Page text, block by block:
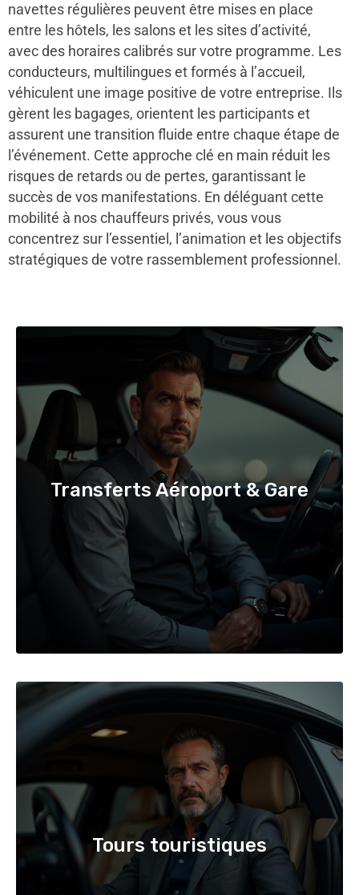
navettes régulières peuvent être mises en place
entre les hôtels, les salons et les sites d’activité,
avec des horaires calibrés sur votre programme. Les
conducteurs, multilingues et formés à l’accueil,
véhiculent une image positive de votre entreprise. Ils
gèrent les bagages, orientent les participants et
assurent une transition fluide entre chaque étape de
l’événement. Cette approche clé en main réduit les
risques de retards ou de pertes, garantissant le
succès de vos manifestations. En déléguant cette
mobilité à nos chauffeurs privés, vous vous
concentrez sur l’essentiel, l’animation et les objectifs
stratégiques de votre rassemblement professionnel.
Transferts Aéroport & Gare
Tours touristiques